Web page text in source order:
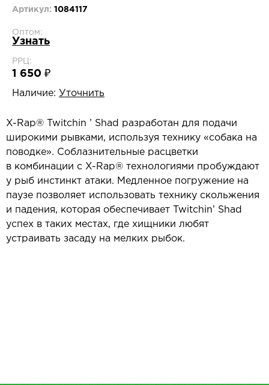
Артикул: 1084117
Оптом:
Узнать
РРЦ:
1 650 ₽
Наличие: Уточнить
X-Rap® Twitchin ’ Shad разработан для подачи
широкими рывками, используя технику «собака на
поводке». Соблазнительные расцветки
в комбинации с X-Rap® технологиями пробуждают
у рыб инстинкт атаки. Медленное погружение на
паузе позволяет использовать технику скольжения
и падения, которая обеспечивает Twitchin’ Shad
успех в таких местах, где хищники любят
устраивать засаду на мелких рыбок.